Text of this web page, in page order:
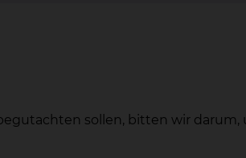
sollen, bitten wir